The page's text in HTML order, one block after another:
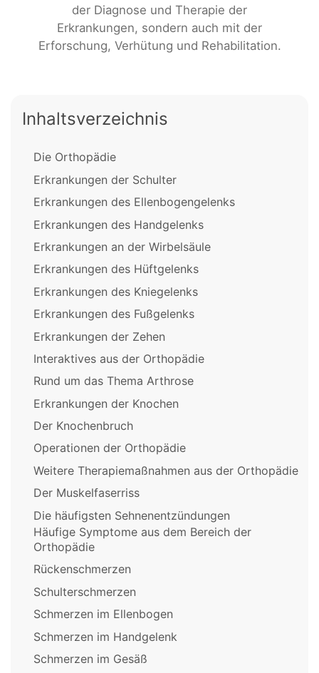
der Diagnose und Therapie der
Erkrankungen, sondern auch mit der
Erforschung, Verhütung und Rehabilitation.
Inhaltsverzeichnis
Die Orthopädie
Erkrankungen der Schulter
Erkrankungen des Ellenbogengelenks
Erkrankungen des Handgelenks
Erkrankungen an der Wirbelsäule
Erkrankungen des Hüftgelenks
Erkrankungen des Kniegelenks
Erkrankungen des Fußgelenks
Erkrankungen der Zehen
Interaktives aus der Orthopädie
Rund um das Thema Arthrose
Erkrankungen der Knochen
Der Knochenbruch
Operationen der Orthopädie
Weitere Therapiemaßnahmen aus der Orthopädie
Der Muskelfaserriss
Die häufigsten Sehnenentzündungen
Häufige Symptome aus dem Bereich der
Orthopädie
Rückenschmerzen
Schulterschmerzen
Schmerzen im Ellenbogen
Schmerzen im Handgelenk
Schmerzen im Gesäß